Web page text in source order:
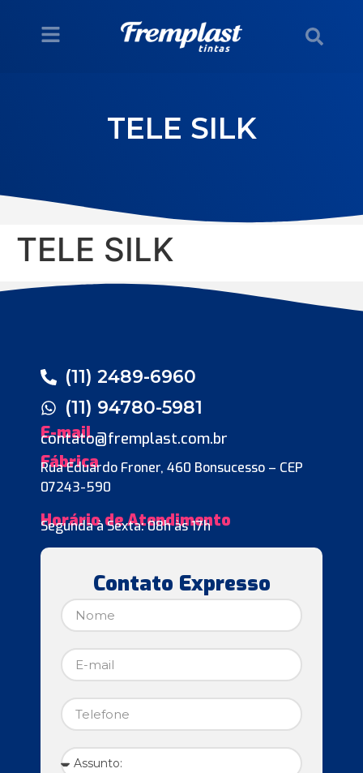
TELE SILK
TELE SILK
(11) 2489-6960
(11) 94780-5981
E-mail
contato@fremplast.com.br
Fábrica
Rua Eduardo Froner, 460 Bonsucesso – CEP
07243-590
Horário de Atendimento
Segunda à Sexta: 08h às 17h
Contato Expresso